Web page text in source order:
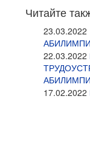
Читайте
23.03.2022
22.03.2022
17.02.2022